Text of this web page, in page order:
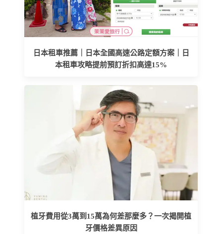
日本租車推薦｜日本全國高速公路定額方案｜日
本租車攻略提前預訂折扣高達15%
植牙費用從3萬到15萬為何差那麼多？一次揭開植
牙價格差異原因